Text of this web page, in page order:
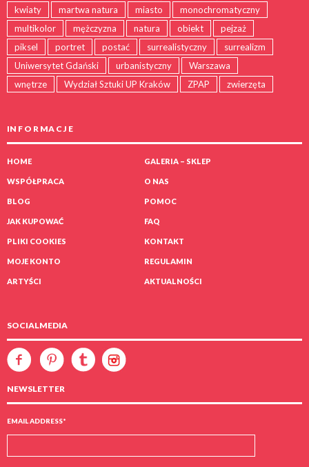
Mike Fullarton
2,000
kwiaty
martwa natura miasto
monochromatyczny
multikolor
mężczyzna natura obiekt
pejzaż
piksel
portret postać surrealistyczny
surrealizm
Uniwersytet Gdański
urbanistyczny
Warszawa
wnętrze
Wydział Sztuki UP Kraków ZPAP zwierzęta
IN F O R MA C J E
HOME GALERIA – SKLEP
WSPÓŁPRACA O NAS
BLOG POMOC
JAK KUPOWAĆ FAQ
PLIKI COOKIES KONTAKT
MOJE KONTO REGULAMIN
ARTYŚCI AKTUALNOŚCI
SOCIALMEDIA
NEWSLETTER
EMAIL ADDRESS*